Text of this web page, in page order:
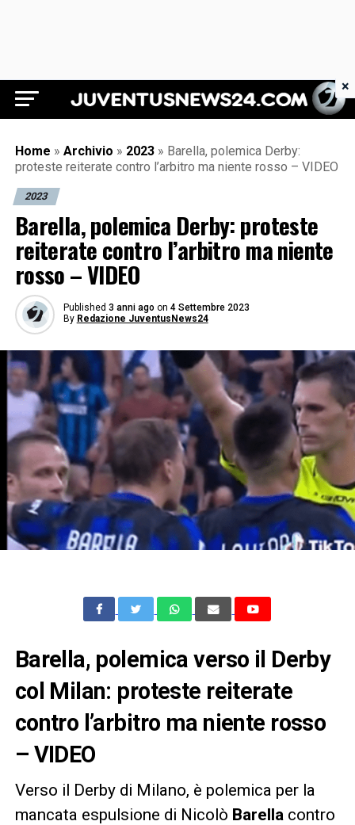
Juventus News 24
Home » Archivio » 2023 » Barella, polemica Derby:
proteste reiterate contro l’arbitro ma niente rosso – VIDEO
2023
Barella, polemica Derby: proteste
reiterate contro l’arbitro ma niente
rosso – VIDEO
Published 3 anni ago on 4 Settembre 2023
By Redazione JuventusNews24
Barella, polemica verso il Derby
col Milan: proteste reiterate
contro l’arbitro ma niente rosso
– VIDEO
Verso il Derby di Milano, è polemica per la
mancata espulsione di Nicolò Barella contro
×